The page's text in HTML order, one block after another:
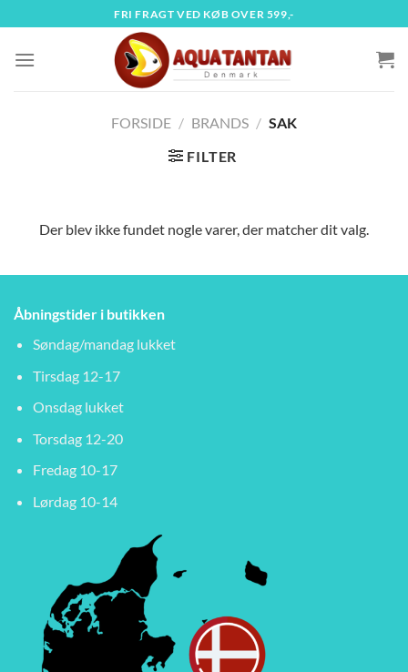
til
indhold
FRI FRAGT VED KØB OVER 599,-
FORSIDE / BRANDS / SAK
FILTER
Der blev ikke fundet nogle varer, der matcher dit valg.
Åbningstider i butikken
Søndag/mandag lukket
Tirsdag 12-17
Onsdag lukket
Torsdag 12-20
Fredag 10-17
Lørdag 10-14